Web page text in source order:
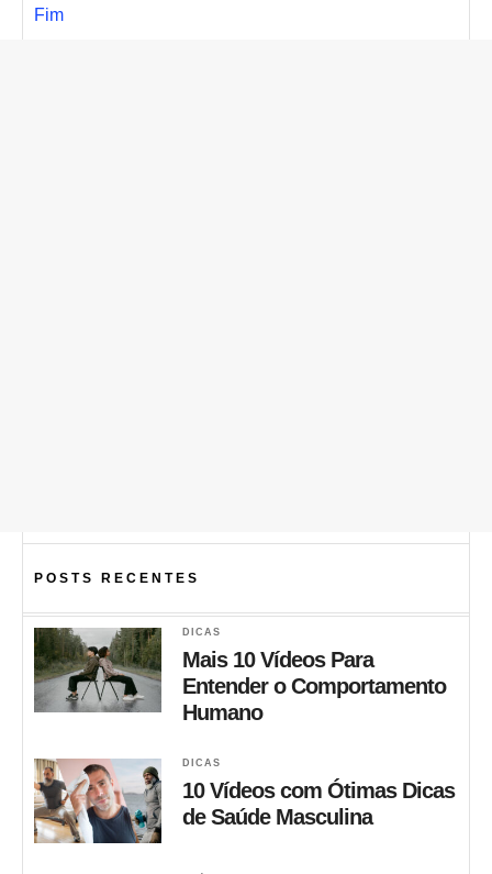
Fim
POSTS RECENTES
DICAS
Mais 10 Vídeos Para
Entender o Comportamento
Humano
DICAS
10 Vídeos com Ótimas Dicas
de Saúde Masculina